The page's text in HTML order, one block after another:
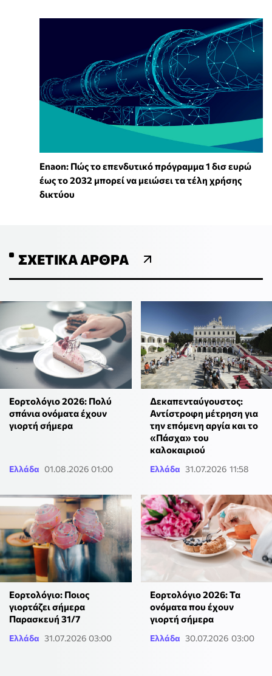
Enaon: Πώς το επενδυτικό πρόγραμμα 1 δισ ευρώ
έως το 2032 μπορεί να μειώσει τα τέλη χρήσης
δικτύου
ΣΧΕΤΙΚΆ ΆΡΘΡΑ
Εορτολόγιο 2026: Πολύ
σπάνια ονόματα έχουν
γιορτή σήμερα
Ελλάδα 01.08.2026 01:00
Δεκαπενταύγουστος:
Αντίστροφη μέτρηση για
την επόμενη αργία και το
«Πάσχα» του
καλοκαιριού
Ελλάδα 31.07.2026 11:58
Εορτολόγιο: Ποιος
γιορτάζει σήμερα
Παρασκευή 31/7
Ελλάδα 31.07.2026 03:00
Εορτολόγιο 2026: Τα
ονόματα που έχουν
γιορτή σήμερα
Ελλάδα 30.07.2026 03:00